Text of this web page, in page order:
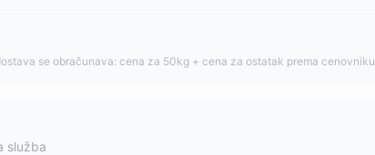
se obračunava: cena za 50kg + cena za ostatak prema cenovniku
služba